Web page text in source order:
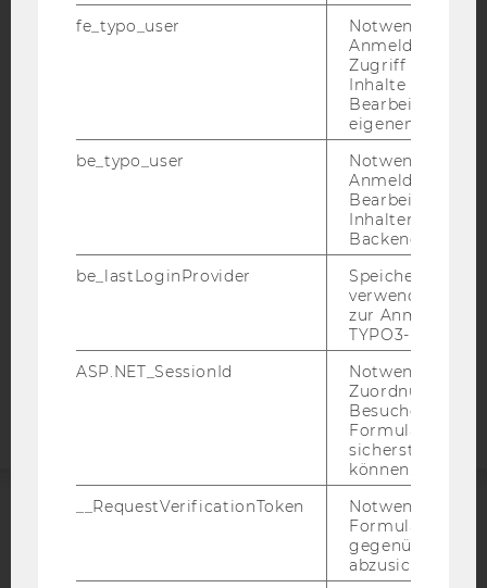
BARRIEREFREIHEITSERKLÄRUNG WEBSEITE
DATENSCHUTZERKLÄRUNG
DATENSCHUTZERKLÄRUNG SOCIAL MEDIA
DATENSCHUTZERKLÄRUNG
STUDIENBEWERBER*INNEN UND STUDIERENDE
COOKIE EINSTELLUNGEN
Barrierefreiheitserklärung
Webseite
EQUIS AACSB
fe_typo_user
Notwendig für
Anmeldung und
Zugriff auf
Inhalte oder zur
Bearbeitung des
eigenen Profils.
be_typo_user
Notwendig für
Anmeldung und
Bearbeitung von
Inhalten im
Backend.
be_lastLoginProvider
Speichert die
verwendete
zur Anmeldung
TYPO3-Backend.
ASP.NET_SessionId
Notwendig, um
Zuordnung von
Besucher zu
sicherstellen zu
können.
__RequestVerificationToken
Notwendig, um
gegenüber
abzusichern.